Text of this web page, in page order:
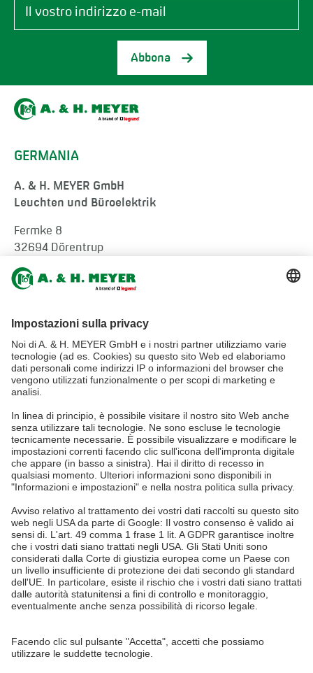
Abbona
GERMANIA
A. & H. MEYER GmbH
Leuchten und Büroelektrik
Fermke 8
32694 Dörentrup
tel.:
+49 5265 9488-0
MALESIA
A. & H. MEYER Sdn. Bhd.
No. 3, Jalan Astaka U8/84
Section U8, Bukit Jelutong
40150 Shah Alam, Selangor
Malaysia
tel.:+60 3 7845 7277
sales@ah-meyer.com.my
Form di contatto